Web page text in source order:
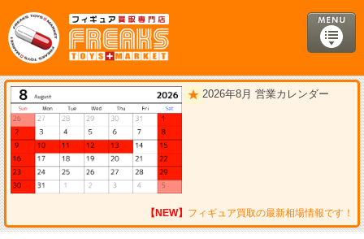
2026年8月 営業カレンダー
【NEW】 フィギュア買取の最新相場情報です！